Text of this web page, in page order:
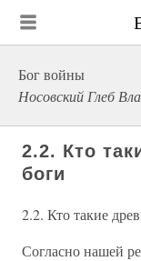
Бог войны
Носовский Глеб
2.2. Кто
боги
2.2. Кто такие
Согласно нашей